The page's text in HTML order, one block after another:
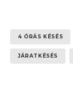
4 ÓRÁS KÉSÉS
JÁRATKÉSÉS